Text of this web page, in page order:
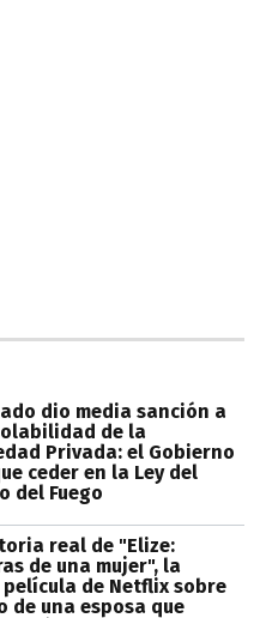
dio media sanción a
de la
Privada: el Gobierno
ceder en la Ley del
del Fuego
real de "Elize:
de una mujer", la
película de Netflix sobre
de una esposa que